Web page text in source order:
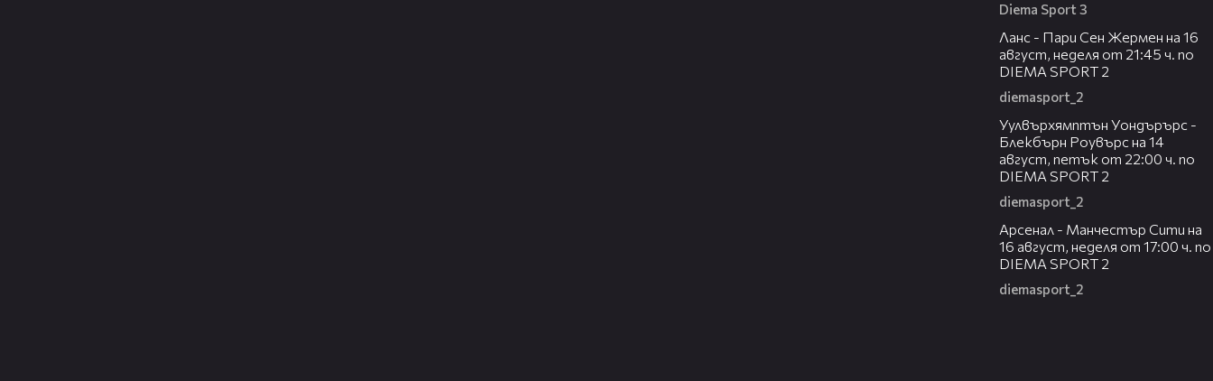
Diema Sport 3
Ланс - Пари Сен Жермен на 16
август, неделя от 21:45 ч. по
DIEMA SPORT 2
diemasport_2
Уулвърхямптън Уондърърс -
Блекбърн Роувърс на 14
август, петък от 22:00 ч. по
DIEMA SPORT 2
diemasport_2
Арсенал - Манчестър Сити на
16 август, неделя от 17:00 ч. по
DIEMA SPORT 2
diemasport_2